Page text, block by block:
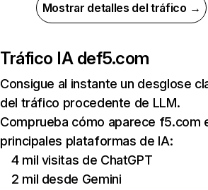
Mostrar detalles del tráfico →
Tráfico IA def5.com
Consigue al instante un desglose
del tráfico procedente de LLM.
Comprueba cómo aparece f5.com
principales plataformas de IA:
4 mil visitas de ChatGPT
2 mil desde Gemini